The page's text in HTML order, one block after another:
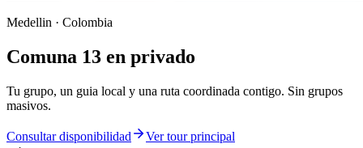
Medellin · Colombia
Comuna 13 en privado
Tu grupo, un guia local y una ruta coordinada contigo. Sin grupos
masivos.
Consultar disponibilidad Ver tour principal